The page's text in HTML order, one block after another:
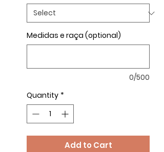
Medidas e raça (optional)
0/500
Quantity *
Add to Cart